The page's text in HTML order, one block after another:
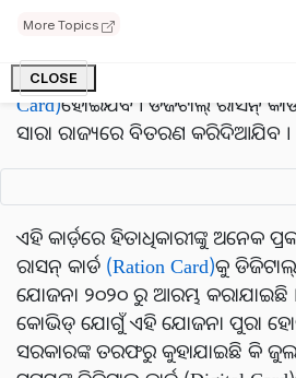
More Topics
CLOSE
ହୋଇ ଗଲାଣି । ତେବେ ପ୍ରକୃତରେ
(Ration Card)ଙ୍କ ରାସନ୍ କାର୍ଡ ଡିଜିଟାଲ୍
Card)ହୋଇଯିବ । ଡିଜିଟାଲ୍ ରାସନ୍
ସାରା ରାଜ୍ୟରେ ବିତରଣ କରିଦିଆଯିବ ।
ଏହି କାର୍ଡ଼ରେ ହିତାଧିକାରୀଙ୍କୁ ଅନେକ
ରାସନ୍ କାର୍ଡ (Ration Card)କୁ
ଯୋଜନା ୨୦୨୦ ରୁ ଆରମ୍ଭ କରାଯାଇଛି
କୋଭିଡ୍ ଯୋଗୁଁ ଏହି ଯୋଜନା ପୁରା
ସରକାରଙ୍କ ତରଫରୁ କୁହାଯାଇଛି କି